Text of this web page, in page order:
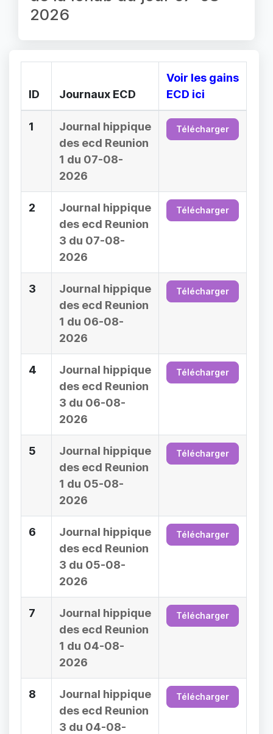
2026
ID Journaux ECD
Voir les gains
ECD ici
1
Journal hippique
des ecd Reunion
1 du 07-08-
2026
Télécharger
2
Journal hippique
des ecd Reunion
3 du 07-08-
2026
Télécharger
3
Journal hippique
des ecd Reunion
1 du 06-08-
2026
Télécharger
4
Journal hippique
des ecd Reunion
3 du 06-08-
2026
Télécharger
5
Journal hippique
des ecd Reunion
1 du 05-08-
2026
Télécharger
6
Journal hippique
des ecd Reunion
3 du 05-08-
2026
Télécharger
7
Journal hippique
des ecd Reunion
1 du 04-08-
2026
Télécharger
8
Journal hippique
des ecd Reunion
3 du 04-08-
Télécharger